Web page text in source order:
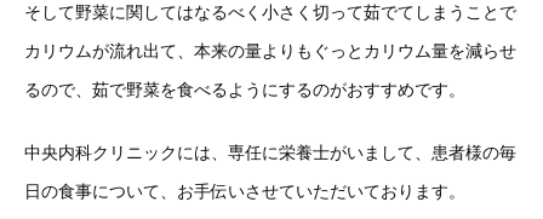
そして野菜に関してはなるべく小さく切って茹でてしまうことで
カリウムが流れ出て、本来の量よりもぐっとカリウム量を減らせ
るので、茹で野菜を食べるようにするのがおすすめです。
中央内科クリニックには、専任に栄養士がいまして、患者様の毎
日の食事について、お手伝いさせていただいております。